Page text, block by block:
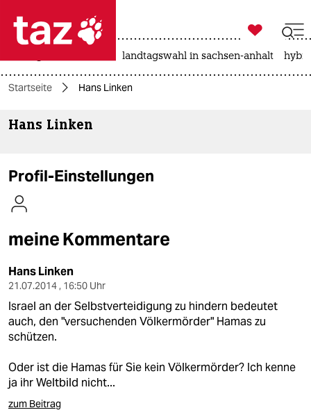
 taz zahl ich
taz zahl ich
themen
kultur
sport
berlin
nord
wahrheit
verlag

taz zahl ich
landtagswahl in sachsen-anhalt
Startseite Hans Linken
Hans Linken
Profil-Einstellungen
meine Kommentare
Hans Linken
21.07.2014 , 16:50 Uhr
Israel an der Selbstverteidigung zu hindern bedeutet
auch, den "versuchenden Völkermörder" Hamas zu
schützen.
Oder ist die Hamas für Sie kein Völkermörder? Ich kenne
ja ihr Weltbild nicht...
zum Beitrag